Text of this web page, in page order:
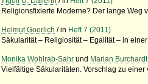
Religionsfixierte Moderne? Der lange Weg
Helmut Goerlich / in Heft 7 (2011)
Säkularität – Religiosität – Egalität – in
Monika Wohlrab-Sahr und Marian Burchardt
Vielfältige Säkularitäten. Vorschlag zu